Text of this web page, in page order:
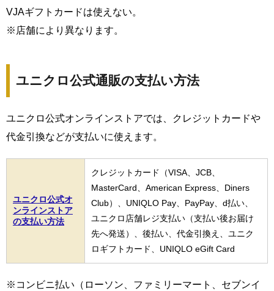
VJAギフトカードは使えない。
※店舗により異なります。
ユニクロ公式通販の支払い方法
ユニクロ公式オンラインストアでは、クレジットカードや
代金引換などが支払いに使えます。
ユニクロ公式オ
ンラインストア
の支払い方法
クレジットカード（VISA、JCB、
MasterCard、American Express、Diners
Club）、UNIQLO Pay、PayPay、d払い、
ユニクロ店舗レジ支払い（支払い後お届け
先へ発送）、後払い、代金引換え、ユニク
ロギフトカード、UNIQLO eGift Card
※コンビニ払い（ローソン、ファミリーマート、セブンイ